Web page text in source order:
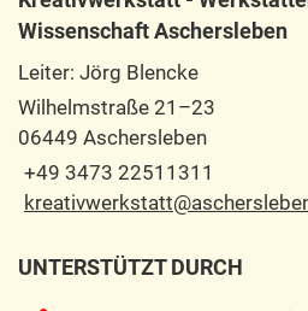
Wissenschaft Aschersleben
Leiter: Jörg Blencke
Wilhelmstraße 21–23
06449 Aschersleben
+49 3473 22511311
UNTERSTÜTZT DURCH